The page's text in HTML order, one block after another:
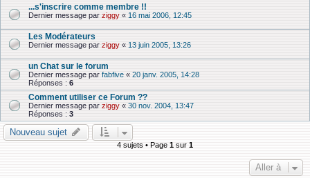
...s'inscrire comme membre !!
Dernier message par ziggy « 16 mai 2006, 12:45
Les Modérateurs
Dernier message par ziggy « 13 juin 2005, 13:26
un Chat sur le forum
Dernier message par fabfive « 20 janv. 2005, 14:28
Réponses : 6
Comment utiliser ce Forum ??
Dernier message par ziggy « 30 nov. 2004, 13:47
Réponses : 3
Nouveau sujet
4 sujets • Page 1 sur 1
Aller à